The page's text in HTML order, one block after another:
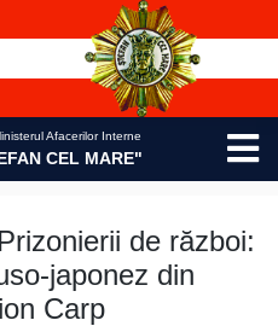
Afacerilor Interne
CEL MARE"
de război:
japonez din
Carp